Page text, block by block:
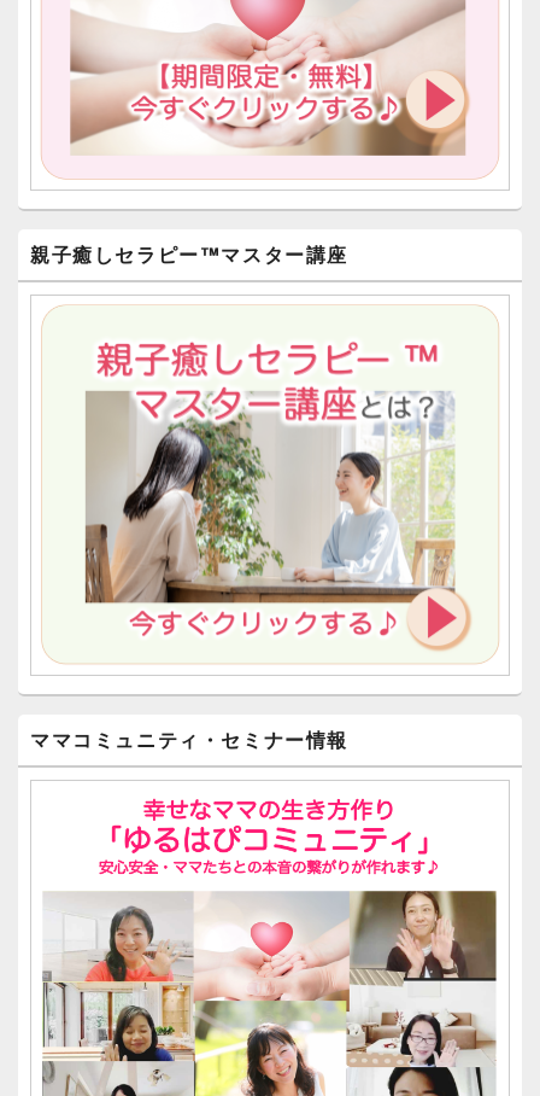
親子癒しセラピー™︎マスター講座
ママコミュニティ・セミナー情報